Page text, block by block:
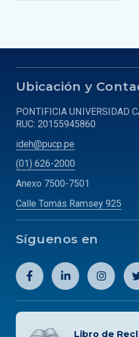
Ubicación y
PONTIFICIA UNIVERSIDAD
RUC: 20155945860
ideh@pucp.pe
(01) 626-2000
Anexo 7500-7501
Calle Tomás Ramsey 925
Síguenos en
Libro de